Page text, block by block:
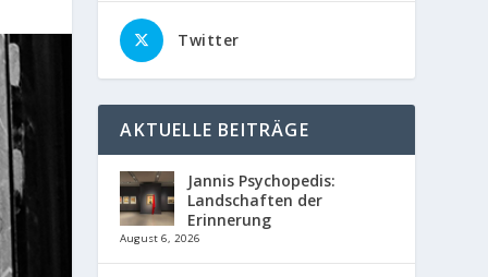
Twitter
AKTUELLE BEITRÄGE
Jannis Psychopedis:
Landschaften der
Erinnerung
August 6, 2026